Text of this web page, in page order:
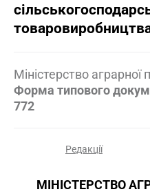
Міністерство аграрної
Форма типового
772
Редакції
МІНІСТЕРСТВО